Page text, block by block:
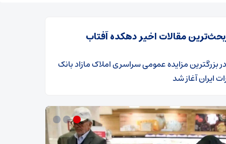
مقالات اخیر دهکده آفتاب
​بزرگترین مزایده عمومی سراسری املاک مازاد بانک
ایران آغاز شد